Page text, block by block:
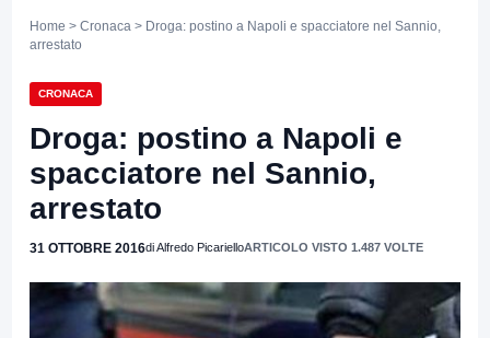
Home > Cronaca > Droga: postino a Napoli e spacciatore nel Sannio,
arrestato
CRONACA
Droga: postino a Napoli e
spacciatore nel Sannio,
arrestato
31 OTTOBRE 2016di Alfredo PicarielloARTICOLO VISTO 1.487 VOLTE